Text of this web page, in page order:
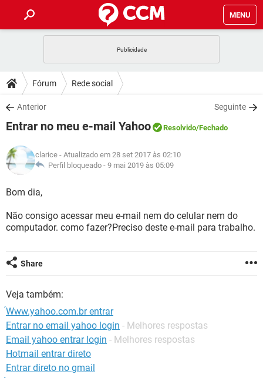
MENU
CELULAR
OUTLOOK
INSTAGRAM GMAIL
GUIA DE COMPRAS
DICAS
JOGOS
INSTAGRAM GMAIL
GUIA DE COMPRAS
DOWNLOADS
JOGOS WHATSAPP
CELULAR
OUTLOOK EXCEL
INSTAGRAM
JOGOS WHATSAPP
CELULAR
OUTLOOK
INSTAGRAM GMAIL
GLOSSÁRIO
JOGOS
OUTLOOK EXCEL
GUIA DE COMPRAS
Fórum Rede social
Anterior Seguinte
Entrar no meu e-mail Yahoo Resolvido/Fechado
clarice - Atualizado em 28 set 2017 às 02:10
Perfil bloqueado - 9 mai 2019 às 05:09
Bom dia,
Não consigo acessar meu e-mail nem do celular nem do
computador. como fazer?Preciso deste e-mail para trabalho.
Share
Veja também:
́Www.yahoo.com.br entrar
Entrar no email yahoo login - Melhores respostas
Email yahoo entrar login - Melhores respostas
Hotmail entrar direto
Entrar direto no gmail